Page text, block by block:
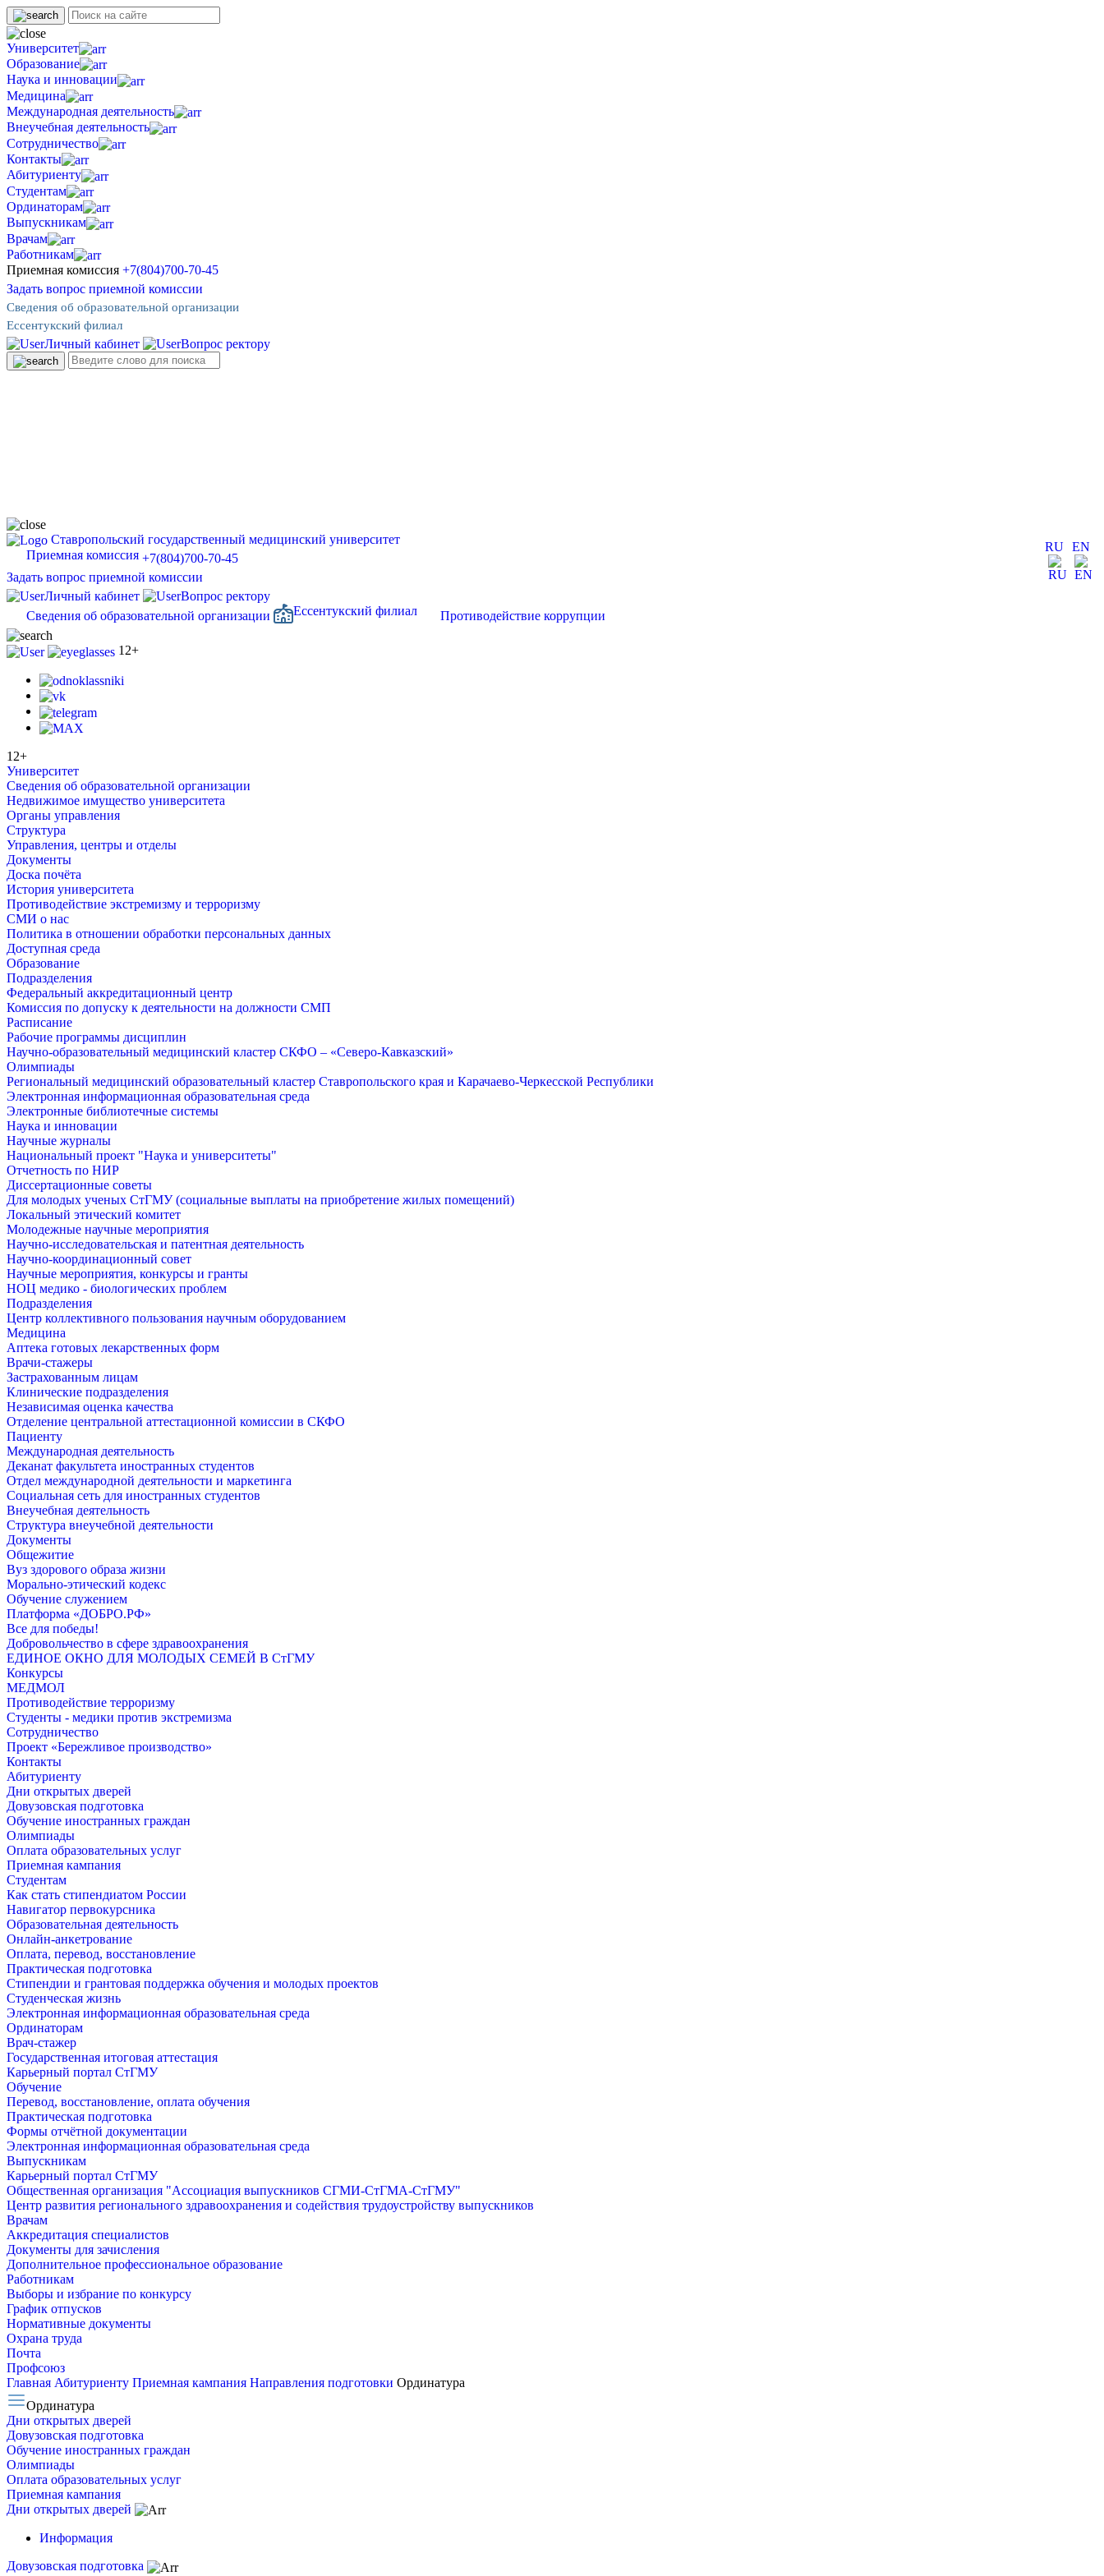
Университет
Образование
Наука и инновации
Медицина
Международная деятельность
Внеучебная деятельность
Сотрудничество
Контакты
Абитуриенту
Студентам
Ординаторам
Выпускникам
Врачам
Работникам
Приемная комиссия +7(804)700-70-45
Задать вопрос приемной комиссии
Сведения об образовательной организации
Ессентукский филиал
Личный кабинет Вопрос ректору
RU EN
Ставропольский государственный медицинский университет
Приемная комиссия +7(804)700-70-45
Задать вопрос приемной комиссии
Личный кабинет
Вопрос ректору
Сведения об образовательной организации
Ессентукский филиал Противодействие коррупции
12+
12+
Университет
Сведения об образовательной организации
Недвижимое имущество университета
Органы управления
Структура
Управления, центры и отделы
Документы
Доска почёта
История университета
Противодействие экстремизму и терроризму
СМИ о нас
Политика в отношении обработки персональных данных
Доступная среда
Образование
Подразделения
Федеральный аккредитационный центр
Комиссия по допуску к деятельности на должности СМП
Расписание
Рабочие программы дисциплин
Научно-образовательный медицинский кластер СКФО – «Северо-Кавказский»
Олимпиады
Региональный медицинский образовательный кластер Ставропольского края и Карачаево-Черкесской Республики
Электронная информационная образовательная среда
Электронные библиотечные системы
Наука и инновации
Научные журналы
Национальный проект "Наука и университеты"
Отчетность по НИР
Диссертационные советы
Для молодых ученых СтГМУ (социальные выплаты на приобретение жилых помещений)
Локальный этический комитет
Молодежные научные мероприятия
Научно-исследовательская и патентная деятельность
Научно-координационный совет
Научные мероприятия, конкурсы и гранты
НОЦ медико - биологических проблем
Подразделения
Центр коллективного пользования научным оборудованием
Медицина
Аптека готовых лекарственных форм
Врачи-стажеры
Застрахованным лицам
Клинические подразделения
Независимая оценка качества
Отделение центральной аттестационной комиссии в СКФО
Пациенту
Международная деятельность
Деканат факультета иностранных студентов
Отдел международной деятельности и маркетинга
Социальная сеть для иностранных студентов
Внеучебная деятельность
Структура внеучебной деятельности
Документы
Общежитие
Вуз здорового образа жизни
Морально-этический кодекс
Обучение служением
Платформа «ДОБРО.РФ»
Все для победы!
Добровольчество в сфере здравоохранения
ЕДИНОЕ ОКНО ДЛЯ МОЛОДЫХ СЕМЕЙ В СтГМУ
Конкурсы
МЕДМОЛ
Противодействие терроризму
Студенты - медики против экстремизма
Сотрудничество
Проект «Бережливое производство»
Контакты
Абитуриенту
Дни открытых дверей
Довузовская подготовка
Обучение иностранных граждан
Олимпиады
Оплата образовательных услуг
Приемная кампания
Студентам
Как стать стипендиатом России
Навигатор первокурсника
Образовательная деятельность
Онлайн-анкетрование
Оплата, перевод, восстановление
Практическая подготовка
Стипендии и грантовая поддержка обучения и молодых проектов
Студенческая жизнь
Электронная информационная образовательная среда
Ординаторам
Врач-стажер
Государственная итоговая аттестация
Карьерный портал СтГМУ
Обучение
Перевод, восстановление, оплата обучения
Практическая подготовка
Формы отчётной документации
Электронная информационная образовательная среда
Выпускникам
Карьерный портал СтГМУ
Общественная организация "Ассоциация выпускников СГМИ-СтГМА-СтГМУ"
Центр развития регионального здравоохранения и содействия трудоустройству выпускников
Врачам
Аккредитация специалистов
Документы для зачисления
Дополнительное профессиональное образование
Работникам
Выборы и избрание по конкурсу
График отпусков
Нормативные документы
Охрана труда
Почта
Профсоюз
Главная Абитуриенту Приемная кампания Направления подготовки Ординатура
Ординатура
Дни открытых дверей
Довузовская подготовка
Обучение иностранных граждан
Олимпиады
Оплата образовательных услуг
Приемная кампания
Дни открытых дверей
Информация
Довузовская подготовка